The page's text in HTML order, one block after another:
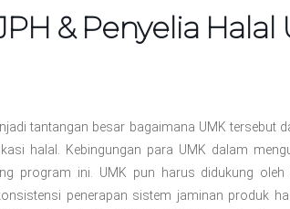
& Penyelia Halal
tantangan besar bagaimana UMK tersebut
halal. Kebingungan para UMK dalam
program ini. UMK pun harus didukung
penerapan sistem jaminan produk